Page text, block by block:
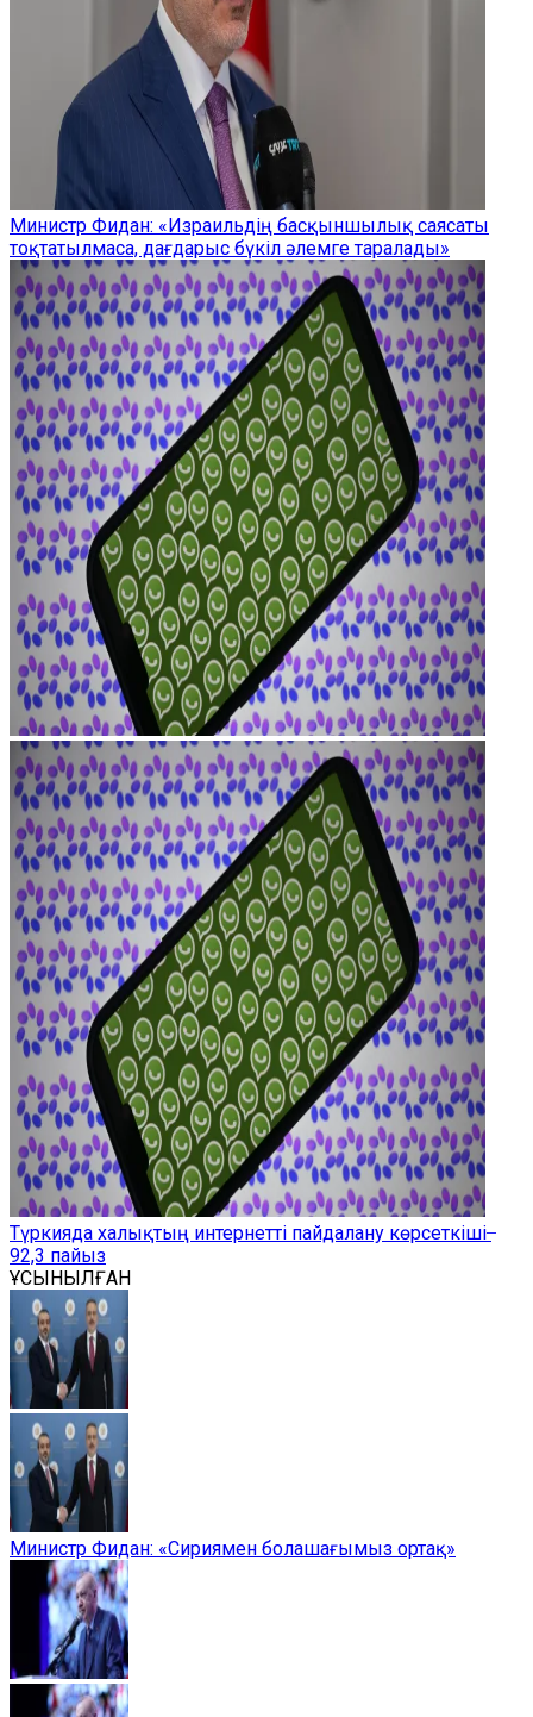
Министр Фидан: «Израильдің басқыншылық саясаты
тоқтатылмаса, дағдарыс бүкіл әлемге таралады»
Түркияда халықтың интернетті пайдалану көрсеткіші ̶
92,3 пайыз
ҰСЫНЫЛҒАН
Министр Фидан: «Сириямен болашағымыз ортақ»